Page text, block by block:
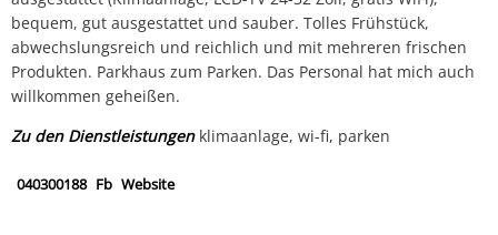
bequem, gut ausgestattet und sauber. Tolles Frühstück,
abwechslungsreich und reichlich und mit mehreren frischen
Produkten. Parkhaus zum Parken. Das Personal hat mich auch
willkommen geheißen.
Zu den Dienstleistungenklimaanlage, wi-fi, parken
040300188 Fb Website